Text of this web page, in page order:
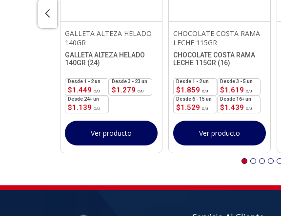
GALLETA ALTEZA HELADO
140GR
GALLETA ALTEZA HELADO
140GR (24)
$1.449
1 - 2un
$1.279
3 - 23 un
$1.139
24+ un
Ver producto
CHOCOLATE COSTA RAMA
LECHE 115GR
CHOCOLATE COSTA RAMA
LECHE 115GR (16)
$1.859
1 - 2un
$1.619
3 - 5 un
$1.529
6 - 15 un
$1.439
16+ un
Ver producto